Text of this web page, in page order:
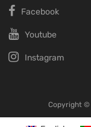
Facebook
Youtube
Instagram
Copyright ©